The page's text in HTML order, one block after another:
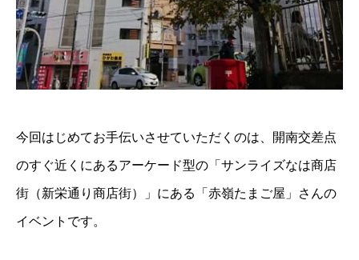
今回はじめてお手伝いさせていただくのは、開南交差点
のすぐ近くにあるアーケード型の「サンライズなは商店
街（新栄通り商店街）」にある「赤嶺たまご屋」さんの
イベントです。